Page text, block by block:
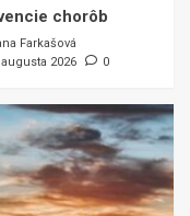
chorôb
Farkašová
augusta 2026
0